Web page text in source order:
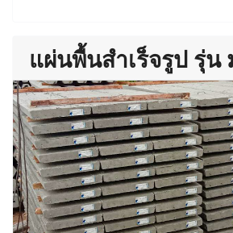
แผ่นพื้นสำเร็จรูป รุ่น